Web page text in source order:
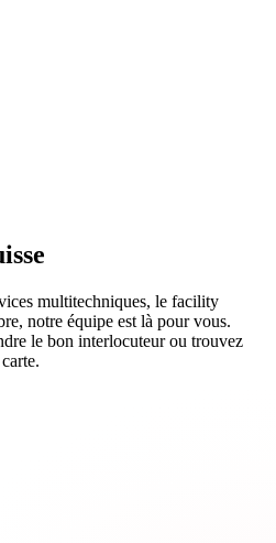
multitechniques, le facility
notre équipe est là pour vous.
le bon interlocuteur ou trouvez